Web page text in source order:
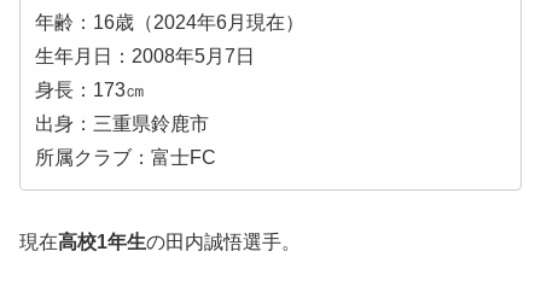
年齢：16歳（2024年6月現在）
生年月日：2008年5月7日
身長：173㎝
出身：三重県鈴鹿市
所属クラブ：富士FC
現在高校1年生の田内誠悟選手。